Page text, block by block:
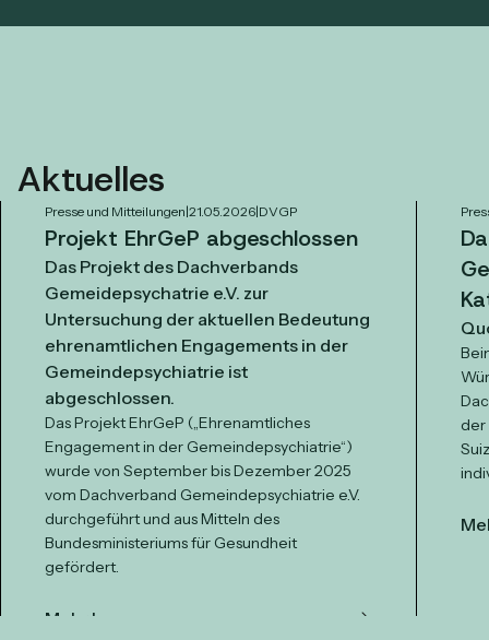
Aktuelles
Presse und Mitteilungen|21.05.2026|DVGP
Projekt EhrGeP abgeschlossen
Das Projekt des Dachverbands
Gemeidepsychatrie e.V. zur
Untersuchung der aktuellen Bedeutung
ehrenamtlichen Engagements in der
Gemeindepsychiatrie ist
abgeschlossen.
Das Projekt EhrGeP („Ehrenamtliches
Engagement in der Gemeindepsychiatrie“)
wurde von September bis Dezember 2025
vom Dachverband Gemeindepsychiatrie e.V.
durchgeführt und aus Mitteln des
Bundesministeriums für Gesundheit
gefördert.
Mehr lesen
der